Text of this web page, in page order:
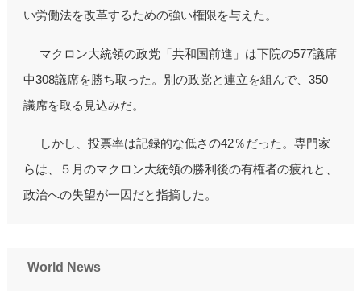
い労働法を改革するための強い権限を与えた。
マクロン大統領の政党「共和国前進」は下院の577議席
中308議席を勝ち取った。別の政党と連立を組んで、350
議席を取る見込みだ。
しかし、投票率は記録的な低さの42％だった。専門家
らは、５月のマクロン大統領の勝利後の有権者の疲れと、
政治への失望が一因だと指摘した。
World News